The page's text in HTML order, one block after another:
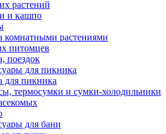
растений
и кашпо
комнатными растениями
питомцев
поездок
для пикника
для пикника
термосумки и сумки-холодильники
для бани